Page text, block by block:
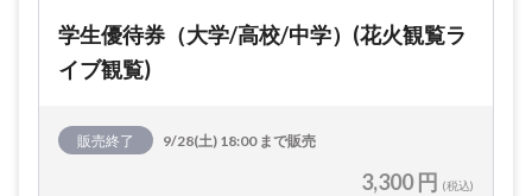
学生優待券（大学/高校/中学）(花火観覧ラ
イブ観覧)
販売終了 9/28(土) 18:00 まで販売
3,300 円 (税込)